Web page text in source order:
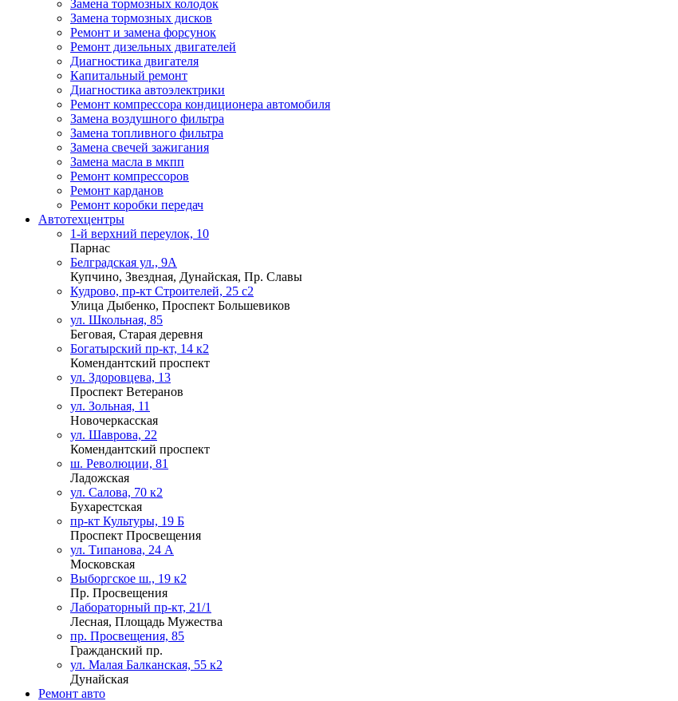
Замена тормозных колодок
Замена тормозных дисков
Ремонт и замена форсунок
Ремонт дизельных двигателей
Диагностика двигателя
Капитальный ремонт
Диагностика автоэлектрики
Ремонт компрессора кондиционера автомобиля
Замена воздушного фильтра
Замена топливного фильтра
Замена свечей зажигания
Замена масла в мкпп
Ремонт компрессоров
Ремонт карданов
Ремонт коробки передач
Автотехцентры
1-й верхний переулок, 10
Парнас
Белградская ул., 9А
Купчино, Звездная, Дунайская, Пр. Славы
Кудрово, пр-кт Строителей, 25 с2
Улица Дыбенко, Проспект Большевиков
ул. Школьная, 85
Беговая, Старая деревня
Богатырский пр-кт, 14 к2
Комендантский проспект
ул. Здоровцева, 13
Проспект Ветеранов
ул. Зольная, 11
Новочеркасская
ул. Шаврова, 22
Комендантский проспект
ш. Революции, 81
Ладожская
ул. Салова, 70 к2
Бухарестская
пр-кт Культуры, 19 Б
Проспект Просвещения
ул. Типанова, 24 А
Московская
Выборгское ш., 19 к2
Пр. Просвещения
Лабораторный пр-кт, 21/1
Лесная, Площадь Мужества
пр. Просвещения, 85
Гражданский пр.
ул. Малая Балканская, 55 к2
Дунайская
Ремонт авто